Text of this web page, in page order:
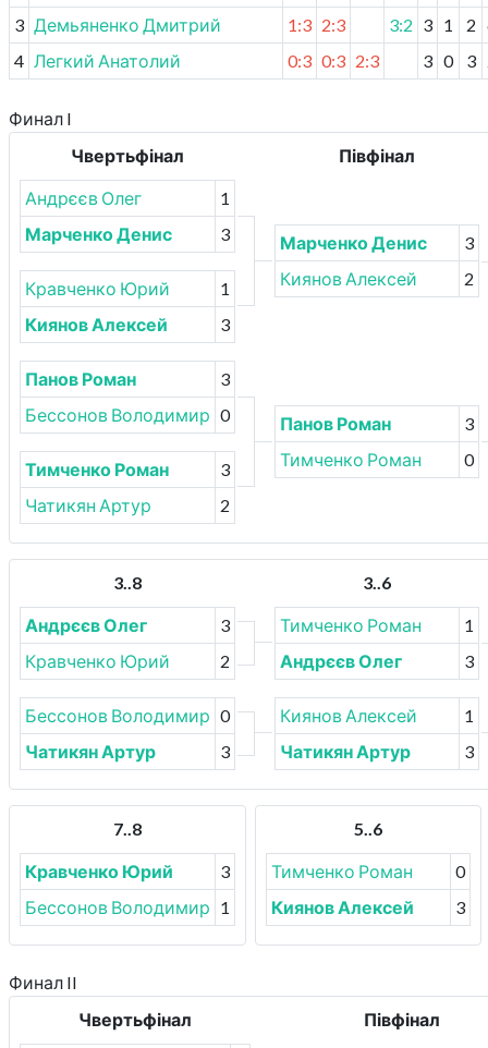
3 Демьяненко Дмитрий 1:3 2:3 3:2 3 1 2
4 Легкий Анатолий 0:3 0:3 2:3 3 0 3
Финал I
Чвертьфінал
Півфінал
Андрєєв Олег
1
Марченко Денис
3
Кравченко Юрий
1
Киянов Алексей
3
Панов Роман
3
Бессонов Володимир 0
Тимченко Роман
3
Чатикян Артур
2
Марченко Денис
3
Киянов Алексей
2
Панов Роман
3
Тимченко Роман
0
3..8 3..6
Андрєєв Олег
3
Кравченко Юрий
2
Бессонов Володимир 0
Чатикян Артур
3
Тимченко Роман
1
Андрєєв Олег
3
Киянов Алексей
1
Чатикян Артур
3
7..8
Кравченко Юрий
3
Бессонов Володимир 1
5..6
Тимченко Роман
0
Киянов Алексей
3
Финал II
Чвертьфінал
Півфінал